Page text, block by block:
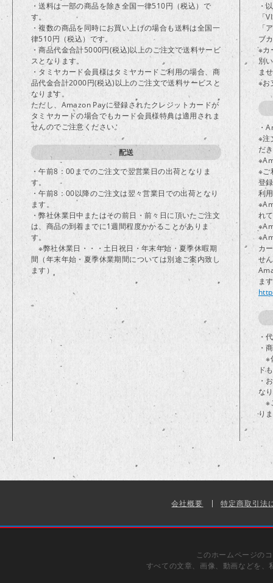
・送料は一部の商品を除き全国一律510円（税込）で
す。
・複数の商品を同時にお買い上げの場合も送料は全国一
律510円（税込）です。
・商品代金合計5000円(税込)以上のご注文で送料サービ
スとなります。
・タミヤカード会員様はタミヤカードご利用の場合、商
品代金合計2000円(税込)以上のご注文で送料サービスと
なります。
ただし、Amazon Payに登録されたクレジットカードが
タミヤカードの場合でもカード会員様特典は適用されま
せんのでご注意ください。
配送
・午前8：00までのご注文で翌営業日の出荷となりま
す。
・午前8：00以降のご注文は翌々営業日での出荷となり
ます。
・弊社休業日中またはその前日・前々日に頂いたご注文
は、商品の到着までに1週間程度かかることがありま
す。
※弊社休業日・・・土日祝日・年末年始・夏季休暇期
間（年末年始・夏季休業期間については別途ご案内致し
ます）
・
「
「
ブ
※カ
別
ま
※お
・
※注
だ
※ご
登
利
れ
カ
せ
ま
・
・
※
ド
・
な
※
り
会社概要 特定商取引法
このホームページの
すべての文章、画像、動画などを